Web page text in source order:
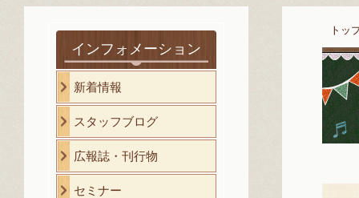
インフォメーション
新着情報
スタッフブログ
広報誌・刊行物
セミナー
トッ